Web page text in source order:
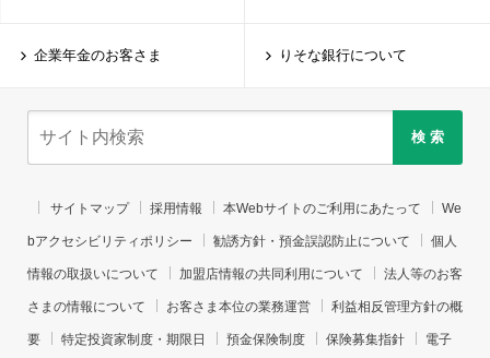
企業年金のお客さま りそな銀行について
検 索
サイトマップ 採用情報 本Webサイトのご利用にあたって We
bアクセシビリティポリシー 勧誘方針・預金誤認防止について 個人
情報の取扱いについて 加盟店情報の共同利用について 法人等のお客
さまの情報について お客さま本位の業務運営 利益相反管理方針の概
要 特定投資家制度・期限日 預金保険制度 保険募集指針 電子